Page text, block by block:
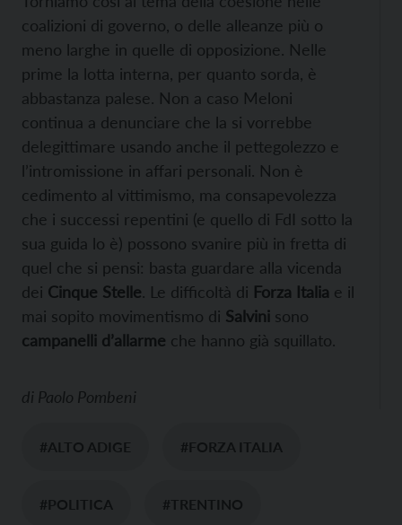
coalizioni di governo, o delle alleanze più o
meno larghe in quelle di opposizione. Nelle
prime la lotta interna, per quanto sorda, è
abbastanza palese. Non a caso Meloni
continua a denunciare che la si vorrebbe
delegittimare usando anche il pettegolezzo e
l’intromissione in affari personali. Non è
cedimento al vittimismo, ma consapevolezza
che i successi repentini (e quello di FdI sotto la
sua guida lo è) possono svanire più in fretta di
quel che si pensi: basta guardare alla vicenda
dei Cinque Stelle. Le difficoltà di Forza Italia e il
mai sopito movimentismo di Salvini sono
campanelli d’allarme che hanno già squillato.
di Paolo Pombeni
#ALTO ADIGE #FORZA ITALIA
#POLITICA #TRENTINO